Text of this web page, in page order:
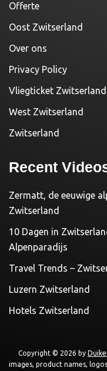
Offerte
Oost Zwitserland
Over ons
Privacy Policy
Vliegticket Zwitserland
West Zwitserland
Zwitserland
Recent
Zermatt, de eeuwige
Zwitserland
10 Dagen in
Alpenparadijs
Travel Trends –
Luzern Zwitserland
Hotels Zwitserland
Copyright © 2026 by
images, product names,